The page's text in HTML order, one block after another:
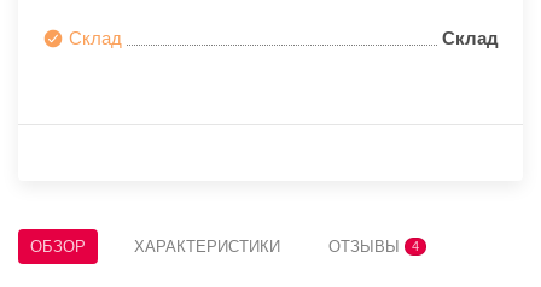
Склад Склад
ОБЗОР ХАРАКТЕРИСТИКИ ОТЗЫВЫ 4